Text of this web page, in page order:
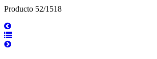
Producto 52/1518